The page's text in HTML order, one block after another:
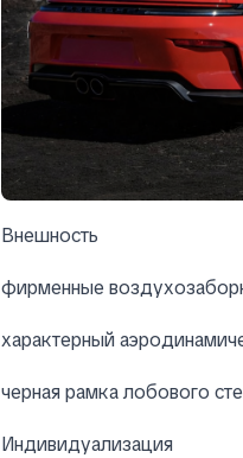
Внешность
фирменные
характерный
черная рамка лобового
Индивидуализация